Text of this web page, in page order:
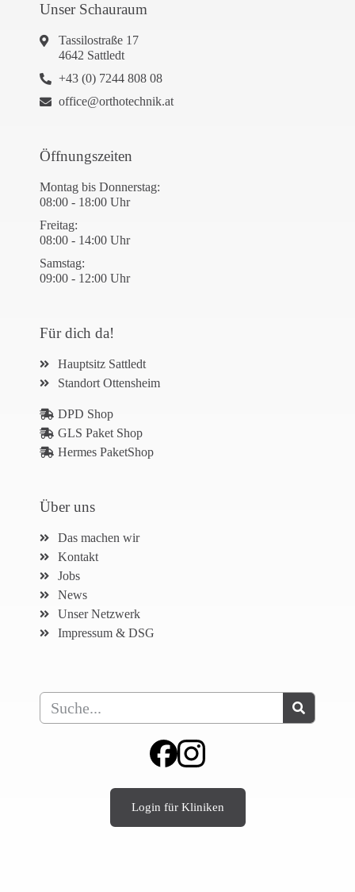
Unser Schauraum
Tassilostraße 17
4642 Sattledt
+43 (0) 7244 808 08
office@orthotechnik.at
Öffnungszeiten
Montag bis Donnerstag:
08:00 - 18:00 Uhr
Freitag:
08:00 - 14:00 Uhr
Samstag:
09:00 - 12:00 Uhr
Für dich da!
Hauptsitz Sattledt
Standort Ottensheim
DPD Shop
GLS Paket Shop
Hermes PaketShop
Über uns
Das machen wir
Kontakt
Jobs
News
Unser Netzwerk
Impressum & DSG
Login für Kliniken